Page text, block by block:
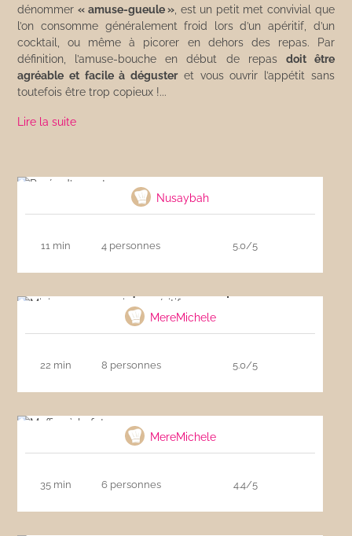
dénommer « amuse-gueule » , est un petit met convivial que
l’on consomme généralement froid lors d’un apéritif, d’un
cocktail, ou même à picorer en dehors des repas. Par
définition, l’amuse-bouche en début de repas doit être
agréable et facile à dégusteret vous ouvrir l’appétit sans
toutefois être trop copieux !...
Lire la suite
Nusaybah
11 min 4 personnes 5.0/5
MereMichele
22 min 8 personnes 5.0/5
MereMichele
35 min 6 personnes 4.4/5